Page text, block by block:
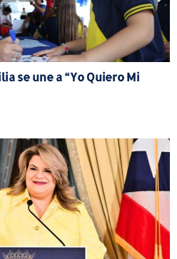
se une a “Yo Quiero Mi